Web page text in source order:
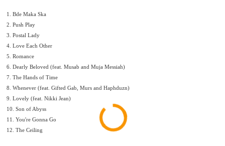
1. Bde Maka Ska
2. Push Play
3. Postal Lady
4. Love Each Other
5. Romance
6. Dearly Beloved (feat. Musab and Muja Messiah)
7. The Hands of Time
8. Whenever (feat. Gifted Gab, Murs and Haphduzn)
9. Lovely (feat. Nikki Jean)
10. Son of Abyss
11. You're Gonna Go
12. The Ceiling